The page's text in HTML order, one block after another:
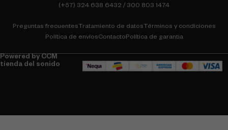
(+57) 324 638 6432 / 300 803 1474
Preguntas frecuentes Tratamiento de datos Términos y condiciones
Política de envíosContactoPolítica de garantia
Powered by CCM
tienda del sonido